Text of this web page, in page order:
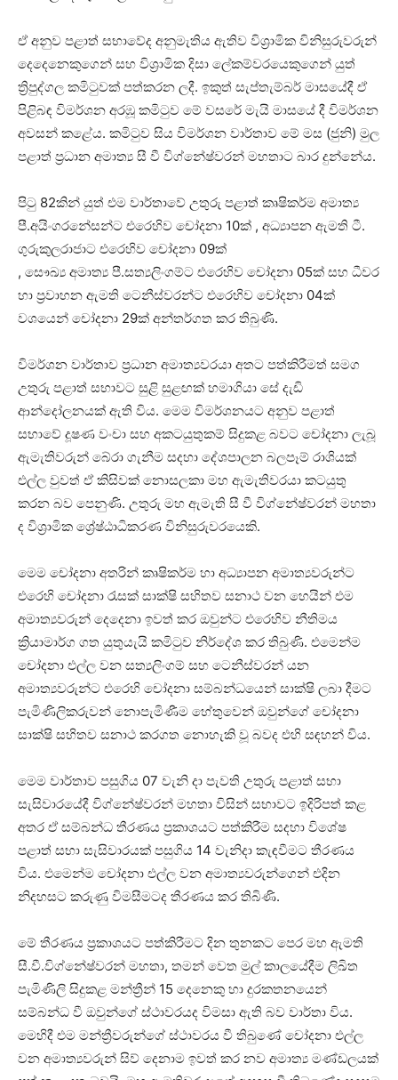
ඒ අනුව පළාත් සභාවේද අනුමැතිය ඇතිව විශ්‍රාමික විනිසුරුවරුන්
දෙදෙනෙකුගෙන් සහ විශ්‍රාමික දිසා ලේකම්වරයෙකුගෙන් යුත්
ත්‍රිපුද්ගල කමිටුවක් පත්කරන ලදී. ඉකුත් සැප්තැම්බර් මාසයේදී ඒ
පිළිබඳ විමර්ශන අරඹූ කමිටුව මේ වසරේ මැයි මාසයේ දී විමර්ශන
අවසන් කළේය. කමිටුව සිය විමර්ශන වාර්තාව මේ මස (ජුනි) මුල
පළාත් ප්‍රධාන අමාත්‍ය සී වී විග්නේෂ්වරන් මහතාට බාර දුන්නේය.
පිටු 82කින් යුත් එම වාර්තාවේ උතුරු පළාත් කෘෂිකර්ම අමාත්‍ය
පී.අයිංගරනේසන්ට එරෙහිව චෝදනා 10ක් , අධ්‍යාපන ඇමති ටී.
ගුරුකුලරාජාට එරෙහිව චෝදනා 09ක්
, සෞඛ්‍ය අමාත්‍ය පී.සත්‍යලිංගම්ට එරෙහිව චෝදනා 05ක් සහ ධීවර
හා ප්‍රවාහන ඇමති ටෙනීස්වරන්ට එරෙහිව චෝදනා 04ක්
වශයෙන් චෝදනා 29ක් අන්තර්ගත කර තිබුණි.
විමර්ශන වාර්තාව ප්‍රධාන අමාත්‍යවරයා අතට පත්කිරීමත් සමග
උතුරු පළාත් සභාවට සුළි සුළඟක් හමාගියා සේ දැඩි
ආන්දෝලනයක් ඇති විය. මෙම විමර්ශනයට අනුව පළාත්
සභාවේ දූෂණ වංචා සහ අකටයුතුකම් සිදුකළ බවට චෝදනා ලැබූ
ඇමැතිවරුන් බේරා ගැනීම සදහා දේශපාලන බලපෑම් රාශියක්
එල්ල වුවත් ඒ කිසිවක් නොසලකා මහ ඇමැතිවරයා කටයුතු
කරන බව පෙනුණි. උතුරු මහ ඇමැති සී වී විග්නේෂ්වරන් මහතා
ද විශ්‍රාමික ශ්‍රේෂ්ඨාධිකරණ විනිසුරුවරයෙකි.
මෙම චෝදනා අතරින් කෘෂිකර්ම හා අධ්‍යාපන අමාත්‍යවරුන්ට
එරෙහි චෝදනා රැසක් සාක්ෂි සහිතව සනාථ වන හෙයින් එම
අමාත්‍යවරුන් දෙදෙනා ඉවත් කර ඔවුන්ට එරෙහිව නීතිමය
ක්‍රියාමාර්ග ගත යුතුයැයි කමිටුව නිර්දේශ කර තිබුණි. එමෙන්ම
චෝදනා එල්ල වන සත්‍යලිංගම් සහ ටෙනීස්වරන් යන
අමාත්‍යවරුන්ට එරෙහි චෝදනා සම්බන්ධයෙන් සාක්ෂි ලබා දීමට
පැමිණිලිකරුවන් නොපැමිණීම හේතුවෙන් ඔවුන්ගේ චෝදනා
සාක්ෂි සහිතව සනාථ කරගත නොහැකි වූ බවද එහි සඳහන් විය.
මෙම වාර්තාව පසුගිය 07 වැනි දා පැවති උතුරු පළාත් සභා
සැසිවාරයේදී විග්නේෂ්වරන් මහතා විසින් සභාවට ඉදිරිපත් කළ
අතර ඒ සම්බන්ධ තීරණය ප්‍රකාශයට පත්කිරීම සදහා විශේෂ
පළාත් සභා සැසිවාරයක් පසුගිය 14 වැනිදා කැඳවීමට තීරණය
විය. එමෙන්ම චෝදනා එල්ල වන අමාත්‍යවරුන්ගෙන් එදින
නිදහසට කරුණු විමසීමටද තීරණය කර තිබිණි.
මේ තීරණය ප්‍රකාශයට පත්කිරීමට දින තුනකට පෙර මහ ඇමති
සී.වී.විග්නේෂ්වරන් මහතා, තමන් වෙත මුල් කාලයේදීම ලිඛිත
පැමිණිලි සිදුකළ මන්ත්‍රීන් 15 දෙනෙකු හා දුරකතනයෙන්
සම්බන්ධ වී ඔවුන්ගේ ස්ථාවරයද විමසා ඇති බව වාර්තා විය.
මෙහිදී එම මන්ත්‍රීවරුන්ගේ ස්ථාවරය වී තිබුණේ චෝදනා එල්ල
වන අමාත්‍යවරුන් සිව් දෙනාම ඉවත් කර නව අමාත්‍ය මණ්ඩලයක්